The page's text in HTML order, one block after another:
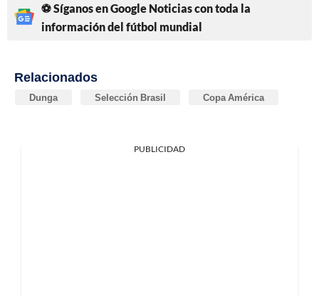
⚽ Síganos en Google Noticias con toda la
información del fútbol mundial
Relacionados
Dunga Selección Brasil Copa América
PUBLICIDAD